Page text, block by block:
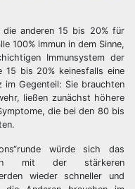
anderen 15 bis 20% für
100% immun in dem Sinne,
Immunsystem der
15 bis 20% keinesfalls eine
im Gegenteil: Sie brauchten
ließen zunächst höhere
die bei den 80 bis
würde sich das
mit der stärkeren
wieder schneller und